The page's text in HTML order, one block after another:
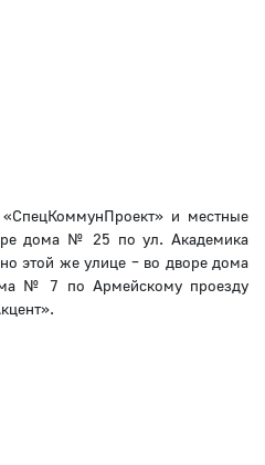
и местные
дома № 25 по ул. Академика
этой же улице – во дворе дома
№ 7 по Армейскому проезду